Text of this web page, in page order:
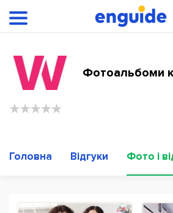
Фотоальбоми
Головна Відгуки Фото і